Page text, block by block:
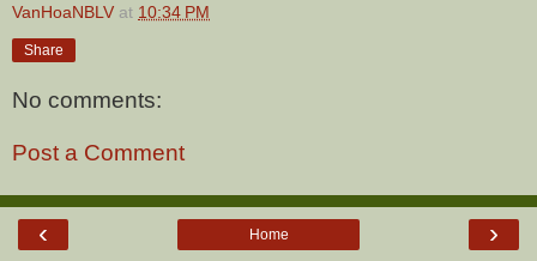
VanHoaNBLV at 10:34 PM
Share
No comments:
Post a Comment
‹ ›
Home